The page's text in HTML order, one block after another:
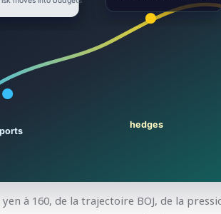
à 160, de la trajectoire BOJ, de la